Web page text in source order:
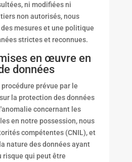
ni modifiées ni
non autorisés, nous
mesures et une politique
strictes et reconnues.
en œuvre en
données
prévue par le
la protection des données
concernant les
en notre possession, nous
compétentes (CNIL), et
nature des données ayant
risque qui peut être